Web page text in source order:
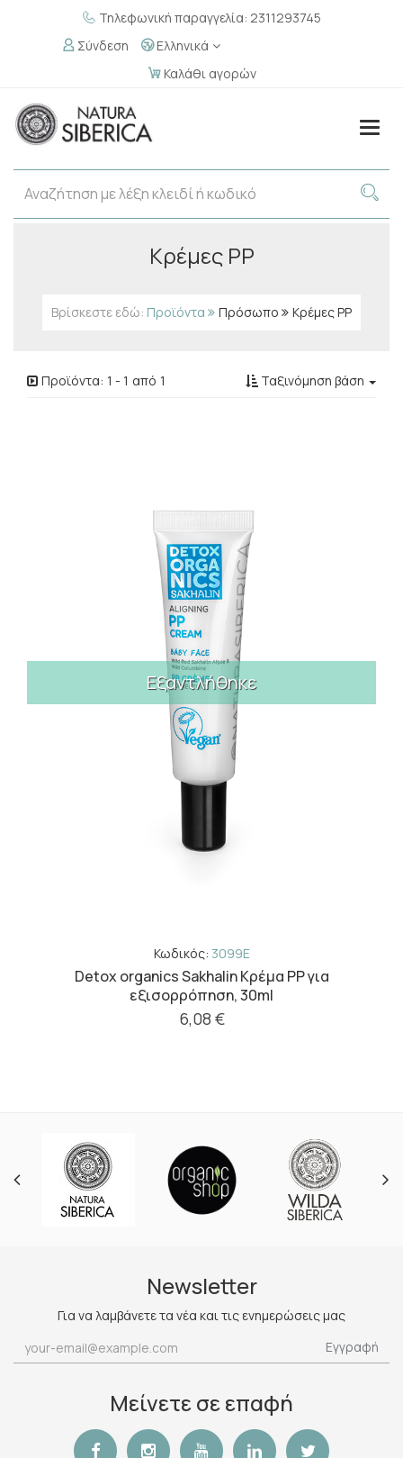
Τηλεφωνική παραγγελία: 2311293745
Σύνδεση
Ελληνικά
Καλάθι αγορών
Κρέμες PP
Βρίσκεστε εδώ: Προϊόντα Πρόσωπο Κρέμες PP
Προϊόντα: 1 - 1 από 1 Ταξινόμηση βάση
Εξαντλήθηκε
Κωδικός: 3099E
Detox organics Sakhalin Kρέμα PP για
εξισορρόπηση, 30ml
6,08 €
Newsletter
Για να λαμβάνετε τα νέα και τις ενημερώσεις μας
Εγγραφή
Μείνετε σε επαφή